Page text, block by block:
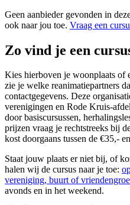
Geen aanbieder gevonden in
ook naar jou toe. Vraag een
Zo vind je een
Kies hierboven je woonplaats of
zie je welke reanimatiepartners
contactgegevens. Deze
verenigingen en Rode Kruis-
door basiscursussen,
prijzen vraag je rechtstreeks bij
kost doorgaans tussen de €35,-
Staat jouw plaats er niet bij, of
halen wij de cursus naar je toe:
vereniging, buurt of
avonds en in het weekend.